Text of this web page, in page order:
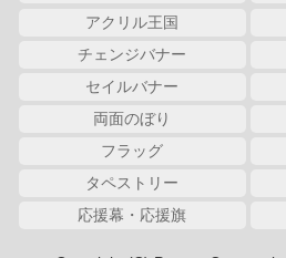
アクリル王国
チェンジバナー
セイルバナー
両面のぼり
フラッグ
タペストリー
応援幕・応援旗